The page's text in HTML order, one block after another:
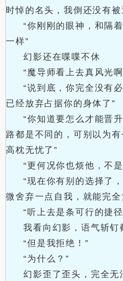
时悼的名头，我倒还没有被
“你刚刚的眼神，和隔
一样”
幻影还在喋喋不休
“魔导师看上去真风光
“说到底，你完全没有
已经放弃占据你的身体了”
“你知道要怎么才能晋
路都是不同的，可别以为
高枕无忧了”
“更何况你也烦他，不
“现在你有别的选择了
微舍弃一点自我，就能完
“听上去是条可行的捷径
我看向幻影，语气斩钉
“但是我拒绝！”
“为什么？”
幻影歪了歪头，完全无